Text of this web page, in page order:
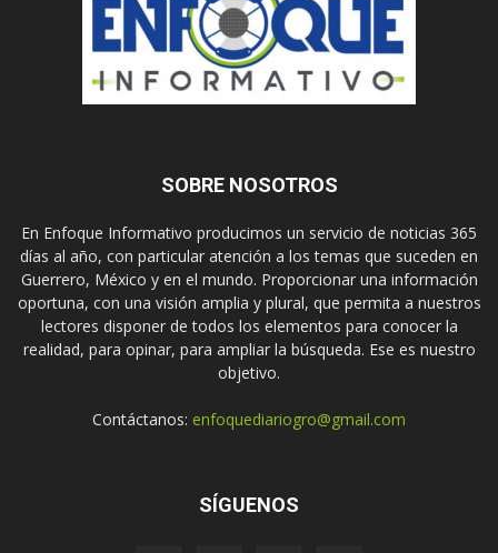
SOBRE NOSOTROS
En Enfoque Informativo producimos un servicio de noticias 365
días al año, con particular atención a los temas que suceden en
Guerrero, México y en el mundo. Proporcionar una información
oportuna, con una visión amplia y plural, que permita a nuestros
lectores disponer de todos los elementos para conocer la
realidad, para opinar, para ampliar la búsqueda. Ese es nuestro
objetivo.
Contáctanos: enfoquediariogro@gmail.com
SÍGUENOS